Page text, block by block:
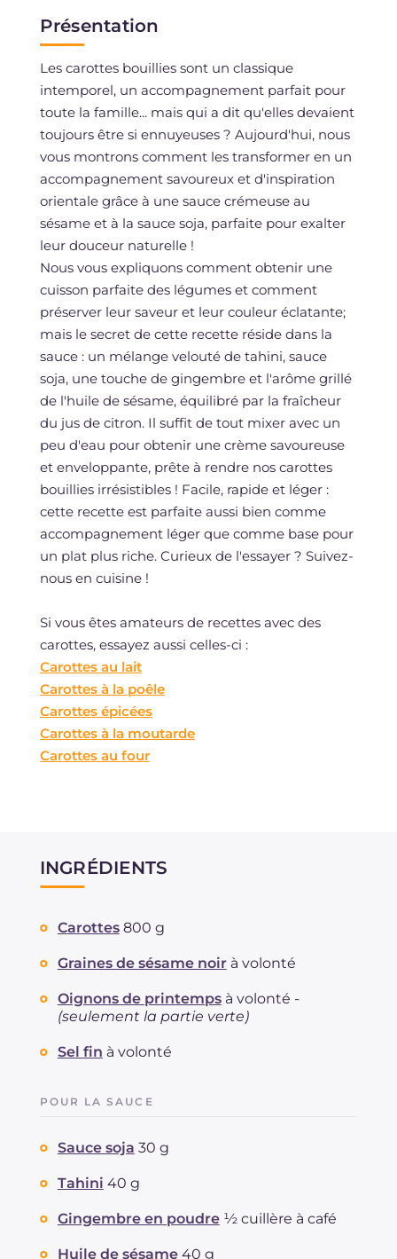
Présentation
Les carottes bouillies sont un classique
intemporel, un accompagnement parfait pour
toute la famille... mais qui a dit qu'elles devaient
toujours être si ennuyeuses ? Aujourd'hui, nous
vous montrons comment les transformer en un
accompagnement savoureux et d'inspiration
orientale grâce à une sauce crémeuse au
sésame et à la sauce soja, parfaite pour exalter
leur douceur naturelle !
Nous vous expliquons comment obtenir une
cuisson parfaite des légumes et comment
préserver leur saveur et leur couleur éclatante;
mais le secret de cette recette réside dans la
sauce : un mélange velouté de tahini, sauce
soja, une touche de gingembre et l'arôme grillé
de l'huile de sésame, équilibré par la fraîcheur
du jus de citron. Il suffit de tout mixer avec un
peu d'eau pour obtenir une crème savoureuse
et enveloppante, prête à rendre nos carottes
bouillies irrésistibles ! Facile, rapide et léger :
cette recette est parfaite aussi bien comme
accompagnement léger que comme base pour
un plat plus riche. Curieux de l'essayer ? Suivez-
nous en cuisine !
Si vous êtes amateurs de recettes avec des
carottes, essayez aussi celles-ci :
Carottes au lait
Carottes à la poêle
Carottes épicées
Carottes à la moutarde
Carottes au four
INGRÉDIENTS
Carottes 800 g
Graines de sésame noir à volonté
Oignons de printemps à volonté -
(seulement la partie verte)
Sel fin à volonté
POUR LA SAUCE
Sauce soja 30 g
Tahini 40 g
Gingembre en poudre ½ cuillère à café
Huile de sésame 40 g